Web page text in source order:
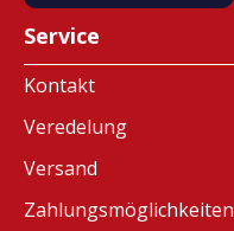
Service
Kontakt
Veredelung
Versand
Zahlungsmöglichkeiten